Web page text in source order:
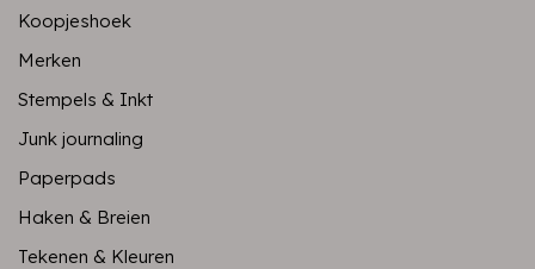
Koopjeshoek
Merken
Stempels & Inkt
Junk journaling
Paperpads
Haken & Breien
Tekenen & Kleuren